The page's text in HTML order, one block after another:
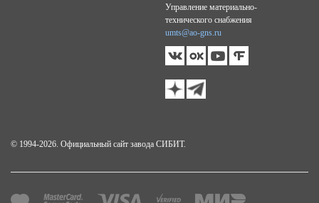
© 1994-2026. Официальный сайт завода СИБИТ.
Управление материально-
технического снабжения
umts@ao-gns.ru